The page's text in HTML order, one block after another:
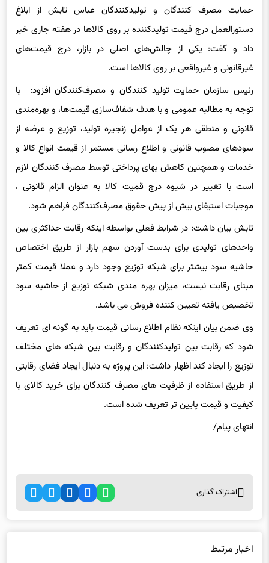
حمایت مصرف کنندگان و تولید‌کنندگان عباس تابش از ابلاغ
دستورالعمل درج قیمت تولید‌کننده بر روی کالاها در هفته جاری خبر
داد و گفت: یکی از چالش‌های اصلی در بازار، درج قیمت‌های
غیرقانونی و غیرواقعی بر روی کالاها است.
رئیس سازمان حمایت تولید کنندگان و مصرف‌کنندگان افزود: با
توجه به مطالبه عمومی و با هدف شفاف‌سازی قیمت‌ها، و بهره‌مندی
قانونی و منطقی هر یک از عوامل زنجیره تولید، توزیع و عرضه از
سودهای مصوب قانونی و اطلاع رسانی مستمر از قیمت انواع کالا و
خدمات و همچنین کاهش بهایپرداختی توسط مصرف کنندگان لازم
است با تغییر در شیوه درج قمیت کالا به عنوان الزام قانونی ،
موجبات استیفای بیش از پیش حقوق مصرف‌کنندگان فراهم شود.
تابش بیان داشت: در شرایط فعلی بواسطه اینکه رقابت حداکثری بین
واحدهای تولیدی برای بدست آوردن سهم بازار از طریق اختصاص
حاشیه سود بیشتر برای شبکه توزیع وجود دارد و عملا قیمت کمتر
مبنای رقابت نیست، میزان بهره مندی شبکه توزیع از حاشیه سود
تخصیص یافته تعیین کننده فروش می باشد.
وی ضمن بیان اینکه نظام اطلاع رسانی قیمت باید به گونه ای تعریف
شود که رقابت بین تولیدکنندگان و رقابت بین شبکه های مختلف
توزیع را ایجاد کند اظهار داشت: این پروژه به دنبال ایجاد فضای رقابتی
از طریق استفاده از ظرفیت های مصرف کنندگان برای خرید کالای با
کیفیت و قیمت پایین تر تعریف شده است.
انتهایپیام/
اشتراک گذاری
اخبار مرتبط